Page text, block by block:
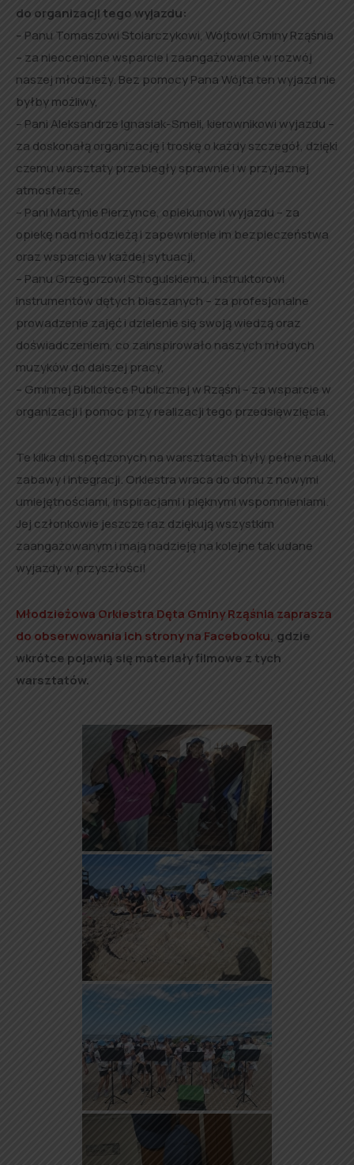
do organizacji tego wyjazdu:
– Panu Tomaszowi Stolarczykowi, Wójtowi Gminy Rząśnia
– za nieocenione wsparcie i zaangażowanie w rozwój
naszej młodzieży. Bez pomocy Pana Wójta ten wyjazd nie
byłby możliwy,
– Pani Aleksandrze Ignasiak-Smeli, kierownikowi wyjazdu –
za doskonałą organizację i troskę o każdy szczegół, dzięki
czemu warsztaty przebiegły sprawnie i w przyjaznej
atmosferze,
– Pani Martynie Pierzynce, opiekunowi wyjazdu – za
opiekę nad młodzieżą i zapewnienie im bezpieczeństwa
oraz wsparcia w każdej sytuacji,
– Panu Grzegorzowi Strogulskiemu, instruktorowi
instrumentów dętych blaszanych – za profesjonalne
prowadzenie zajęć i dzielenie się swoją wiedzą oraz
doświadczeniem, co zainspirowało naszych młodych
muzyków do dalszej pracy,
– Gminnej Bibliotece Publicznej w Rząśni – za wsparcie w
organizacji i pomoc przy realizacji tego przedsięwzięcia.
Te kilka dni spędzonych na warsztatach były pełne nauki,
zabawy i integracji. Orkiestra wraca do domu z nowymi
umiejętnościami, inspiracjami i pięknymi wspomnieniami.
Jej członkowie jeszcze raz dziękują wszystkim
zaangażowanym i mają nadzieję na kolejne tak udane
wyjazdy w przyszłości!
Młodzieżowa Orkiestra Dęta Gminy Rząśnia zaprasza
do obserwowania ich strony na Facebooku, gdzie
wkrótce pojawią się materiały filmowe z tych
warsztatów.